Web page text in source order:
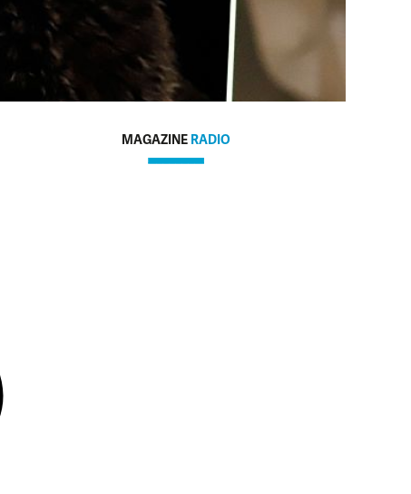
MAGAZINE RADIO